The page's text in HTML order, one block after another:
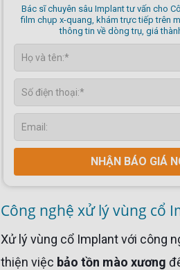
Bác sĩ chuyên sâu Implant tư vấn cho Cô Chú, Anh Chị dựa trên
film chụp x-quang, khám trực tiếp trên
thông tin về dòng trụ, giá
NHẬN BÁO GIÁ
Công nghệ xử lý vùng cổ
Xử lý vùng cổ Implant với công nghệ Platform Switching ở Implant Nobel Biocare là một cách để cải
thiện việc bảo tồn mào xương